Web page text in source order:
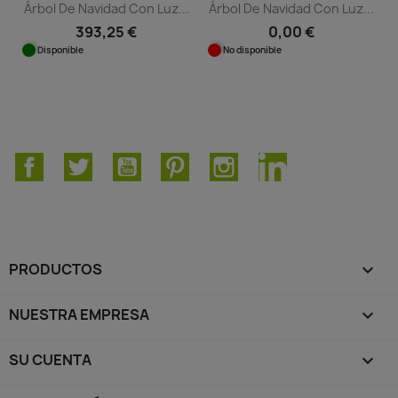
Árbol De Navidad Con Luz...
393,25 €
Disponible
Árbol De Navidad Con Luz...
0,00 €
No disponible
FacebookTwitter YouTube PinterestInstagramLinkedIn
PRODUCTOS 
NUESTRA EMPRESA 
SU CUENTA 